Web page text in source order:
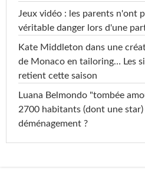
Jeux vidéo : les parents n'ont
véritable danger lors d'une
Kate Middleton dans une
de Monaco en tailoring… Les
retient cette saison
Luana Belmondo "tombée
2700 habitants (dont une
déménagement ?